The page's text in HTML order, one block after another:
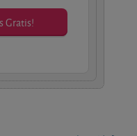
Gratis!